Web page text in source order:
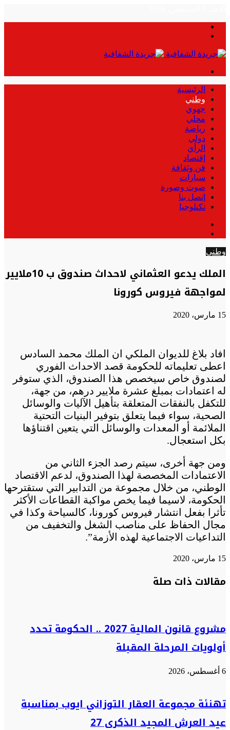
الرئيسية
وطني
جهوي
محلي
رياضة
دولي
الرأي
إقتصاد
فن وثقافة
سيارات
صوت وصورة
إتصل بنا
تكنلوجيا
وطني
الملك يدعو العثماني لاحداث صندوق ب 10ملايير
لمواجهة فيروس كورونا
15 مارس، 2020
افاد بلاغ للديوان الملكي ان الملك محمد السادس
اعطى تعليماته للحكومة قصد الاحداث الفوري
لصندوق خاص سيخصص هذا الصندوق، الذي ستوفر
له اعتمادات بمبلغ عشرة ملايير درهم، من جهة،
للتكفل بالنفقات المتعلقة بتأهيل الآليات والوسائل
الصحية، سواء فيما يتعلق بتوفير البنيات التحتية
الملائمة أو المعدات والوسائل التي يتعين اقتناؤها
بكل استعجال.
ومن جهة أخرى، سيتم رصد الجزء الثاني من
الاعتمادات المخصصة لهذا الصندوق، لدعم الاقتصاد
الوطني، من خلال مجموعة من التدابير التي ستقترحها
الحكومة، لاسيما فيما يخص مواكبة القطاعات الأكثر
تأثرا بفعل انتشار فيروس كورونا، كالسياحة وكذا في
مجال الحفاظ على مناصب الشغل والتخفيف من
التداعيات الاجتماعية لهذه الأزمة”.
15 مارس، 2020
عبر
البريد
مقالات ذات صلة
مشروع قانون المالية 2027 .. الحكومة تحدد
أولويات المرحلة المقبلة
6 أغسطس، 2026
تهنئة مجموعة العقار التوزاني ايوب بمناسبة
عيد العرش المجيد الذكرى 27